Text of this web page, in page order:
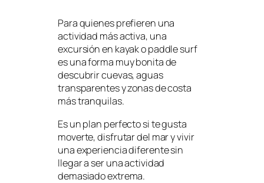
Para quienes prefieren una
actividad más activa, una
excursión en kayak o paddle surf
es una forma muy bonita de
descubrir cuevas, aguas
transparentes y zonas de costa
más tranquilas.
Es un plan perfecto si te gusta
moverte, disfrutar del mar y vivir
una experiencia diferente sin
llegar a ser una actividad
demasiado extrema.